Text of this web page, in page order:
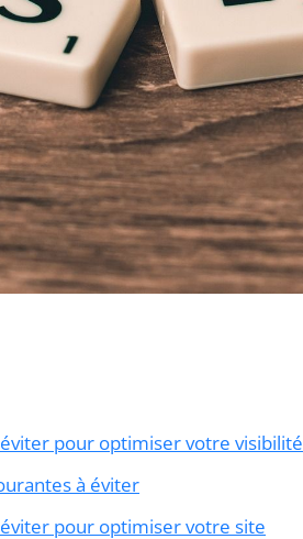
éviter pour optimiser votre visibilité
à éviter
éviter pour optimiser votre site